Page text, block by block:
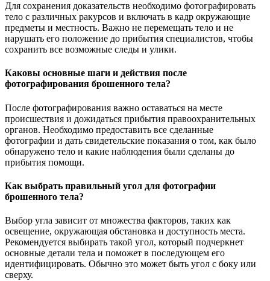
Для сохранения доказательств необходимо фотографировать
тело с различных ракурсов и включать в кадр окружающие
предметы и местность. Важно не перемещать тело и не
нарушать его положение до прибытия специалистов, чтобы
сохранить все возможные следы и улики.
Каковы основные шаги и действия после
фотографирования брошенного тела?
После фотографирования важно оставаться на месте
происшествия и дожидаться прибытия правоохранительных
органов. Необходимо предоставить все сделанные
фотографии и дать свидетельские показания о том, как было
обнаружено тело и какие наблюдения были сделаны до
прибытия помощи.
Как выбрать правильный угол для фотографии
брошенного тела?
Выбор угла зависит от множества факторов, таких как
освещение, окружающая обстановка и доступность места.
Рекомендуется выбирать такой угол, который подчеркнет
основные детали тела и поможет в последующем его
идентифицировать. Обычно это может быть угол с боку или
сверху.